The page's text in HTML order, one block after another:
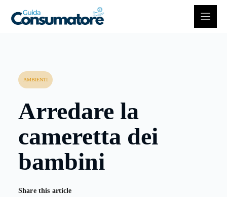
AMBIENTI
Arredare la
cameretta dei
bambini
Share this article